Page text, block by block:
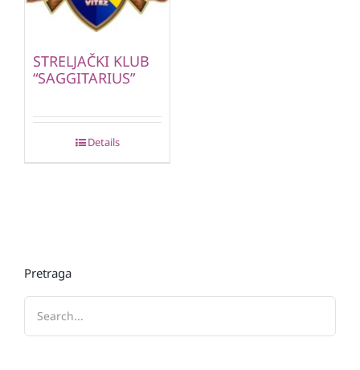
STRELJAČKI KLUB
“SAGGITARIUS”
Details
Pretraga